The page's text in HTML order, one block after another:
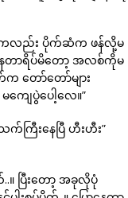
ကလည်း ပိုက်ဆံက ဖန်လို့မ
တာရိပ်မိတော့ အလစ်ကိုမ
တော်တော်များ
ျေပွဲပေါ့လေ။”
ကြီးနေပြီ ဟီးဟီး”
ပြီးတော့ အခုလိုပုံ